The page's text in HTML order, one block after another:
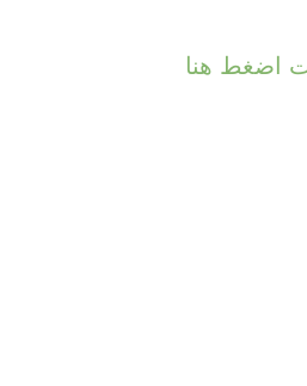
اضغط هنا